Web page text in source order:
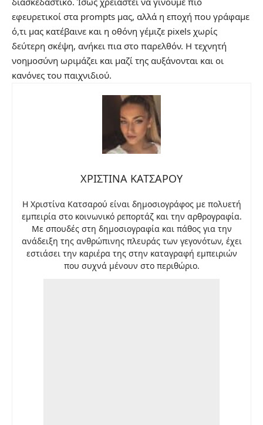
εφευρετικοί στα prompts μας, αλλά η εποχή που γράφαμε
ό,τι μας κατέβαινε και η οθόνη γέμιζε pixels χωρίς
δεύτερη σκέψη, ανήκει πια στο παρελθόν. Η τεχνητή
νοημοσύνη ωριμάζει και μαζί της αυξάνονται και οι
κανόνες του παιχνιδιού.
ΧΡΙΣΤΙΝΑ ΚΑΤΣΑΡΟΥ
Η Χριστίνα Κατσαρού είναι δημοσιογράφος με πολυετή
εμπειρία στο κοινωνικό ρεπορτάζ και την αρθρογραφία.
Με σπουδές στη δημοσιογραφία και πάθος για την
ανάδειξη της ανθρώπινης πλευράς των γεγονότων, έχει
εστιάσει την καριέρα της στην καταγραφή εμπειριών
που συχνά μένουν στο περιθώριο.